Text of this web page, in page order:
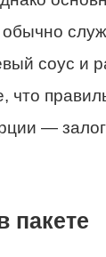
соус и
что
— залог
пакете